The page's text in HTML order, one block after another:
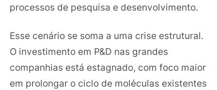
processos de pesquisa e desenvolvimento.
Esse cenário se soma a uma crise estrutural.
O investimento em P&D nas grandes
companhias está estagnado, com foco maior
em prolongar o ciclo de moléculas existentes